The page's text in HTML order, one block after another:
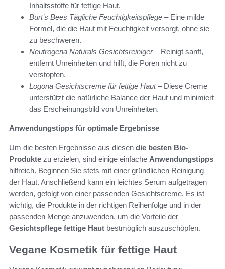
Inhaltsstoffe für fettige Haut.
Burt’s Bees Tägliche Feuchtigkeitspflege – Eine milde
Formel, die die Haut mit Feuchtigkeit versorgt, ohne sie
zu beschweren.
Neutrogena Naturals Gesichtsreiniger– Reinigt sanft,
entfernt Unreinheiten und hilft, die Poren nicht zu
verstopfen.
Logona Gesichtscreme für fettige Haut– Diese Creme
unterstützt die natürliche Balance der Haut und minimiert
das Erscheinungsbild von Unreinheiten.
Anwendungstipps für optimale Ergebnisse
Um die besten Ergebnisse aus diesen die besten Bio-
Produkte zu erzielen, sind einige einfache Anwendungstipps
hilfreich. Beginnen Sie stets mit einer gründlichen Reinigung
der Haut. Anschließend kann ein leichtes Serum aufgetragen
werden, gefolgt von einer passenden Gesichtscreme. Es ist
wichtig, die Produkte in der richtigen Reihenfolge und in der
passenden Menge anzuwenden, um die Vorteile der
Gesichtspflege fettige Haut bestmöglich auszuschöpfen.
Vegane Kosmetik für fettige Haut